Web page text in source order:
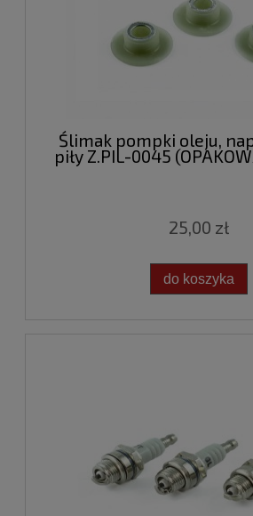
Ślimak pompki oleju,
piły Z.PIL-0045
25,00 zł
do koszyka